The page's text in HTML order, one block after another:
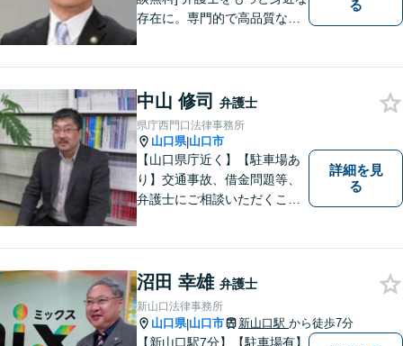
存在に。専門的で高品質なリ
る
中山 修司 弁護士
県庁西門口法律事務所
山口県|山口市
【山口県庁近く】【駐車場あ
り】交通事故、借金問題等、
弁護士にご相談いただくこと
る弁護士が、客観的視点から
事案を検討し、最適の解決方
法を探ります。
詳細を見
る
沼田 幸雄 弁護士
新山口法律事務所
山口県|山口市 新山口駅 から徒歩7分
【新山口駅7分】【駐車場有】